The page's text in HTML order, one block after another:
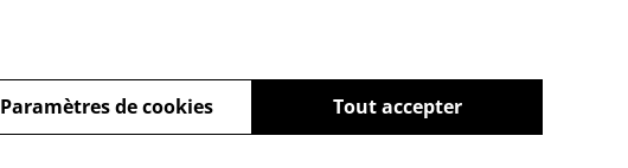
Tout accepter
Paramètres de cookies